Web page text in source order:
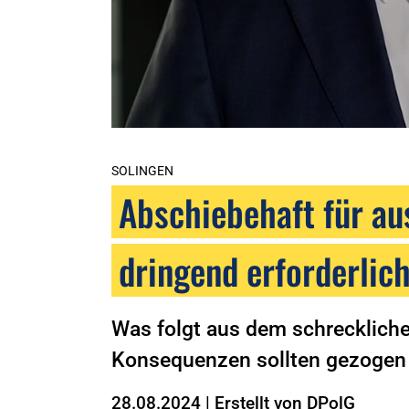
SOLINGEN
Abschiebehaft für
dringend
Was folgt aus dem
Konsequenzen sollten
28.08.2024 | Erstellt von DPolG